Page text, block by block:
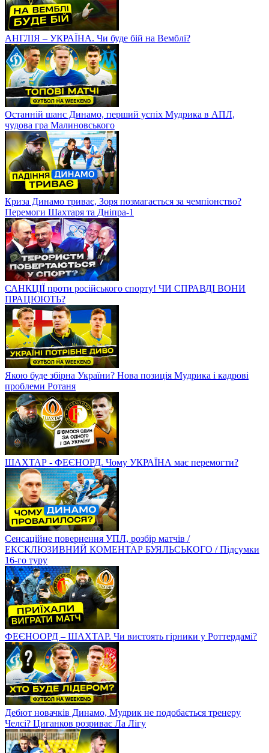
АНГЛІЯ – УКРАЇНА. Чи буде бій на Вемблі?
Останній шанс Динамо, перший успіх Мудрика в АПЛ,
чудова гра Малиновського
Криза Динамо триває, Зоря позмагається за чемпіонство?
Перемоги Шахтаря та Дніпра-1
САНКЦІЇ проти російського спорту! ЧИ СПРАВДІ ВОНИ
ПРАЦЮЮТЬ?
Якою буде збірна України? Нова позиція Мудрика і кадрові
проблеми Ротаня
ШАХТАР - ФЕЄНОРД. Чому УКРАЇНА має перемогти?
Сенсаційне повернення УПЛ, розбір матчів /
ЕКСКЛЮЗИВНИЙ КОМЕНТАР БУЯЛЬСЬКОГО / Підсумки
16-го туру
ФЕЄНООРД – ШАХТАР. Чи вистоять гірники у Роттердамі?
Дебют новачків Динамо, Мудрик не подобається тренеру
Челсі? Циганков розриває Ла Лігу